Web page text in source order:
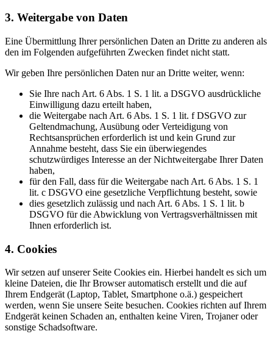
3. Weitergabe von Daten
Eine Übermittlung Ihrer persönlichen Daten an Dritte zu anderen als
den im Folgenden aufgeführten Zwecken findet nicht statt.
Wir geben Ihre persönlichen Daten nur an Dritte weiter, wenn:
Sie Ihre nach Art. 6 Abs. 1 S. 1 lit. a DSGVO ausdrückliche
Einwilligung dazu erteilt haben,
die Weitergabe nach Art. 6 Abs. 1 S. 1 lit. f DSGVO zur
Geltendmachung, Ausübung oder Verteidigung von
Rechtsansprüchen erforderlich ist und kein Grund zur
Annahme besteht, dass Sie ein überwiegendes
schutzwürdiges Interesse an der Nichtweitergabe Ihrer Daten
haben,
für den Fall, dass für die Weitergabe nach Art. 6 Abs. 1 S. 1
lit. c DSGVO eine gesetzliche Verpflichtung besteht, sowie
dies gesetzlich zulässig und nach Art. 6 Abs. 1 S. 1 lit. b
DSGVO für die Abwicklung von Vertragsverhältnissen mit
Ihnen erforderlich ist.
4. Cookies
Wir setzen auf unserer Seite Cookies ein. Hierbei handelt es sich um
kleine Dateien, die Ihr Browser automatisch erstellt und die auf
Ihrem Endgerät (Laptop, Tablet, Smartphone o.ä.) gespeichert
werden, wenn Sie unsere Seite besuchen. Cookies richten auf Ihrem
Endgerät keinen Schaden an, enthalten keine Viren, Trojaner oder
sonstige Schadsoftware.